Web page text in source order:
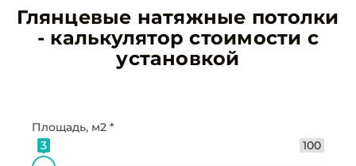
Глянцевые натяжные потолки
- калькулятор стоимости с
установкой
Площадь, м2 *
100
3